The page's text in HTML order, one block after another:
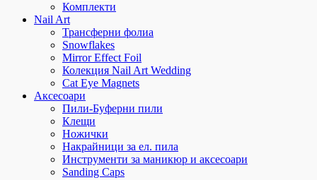
Комплекти
Nail Art
Трансферни фолиа
Snowflakes
Mirror Effect Foil
Колекция Nail Art Wedding
Cat Eye Magnets
Аксесоари
Пили-Буферни пили
Клещи
Ножички
Накрайници за ел. пила
Инструменти за маникюр и аксесоари
Sanding Caps